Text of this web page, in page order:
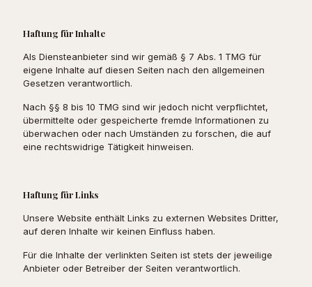
Haftung für Inhalte
Als Diensteanbieter sind wir gemäß § 7 Abs. 1 TMG für
eigene Inhalte auf diesen Seiten nach den allgemeinen
Gesetzen verantwortlich.
Nach §§ 8 bis 10 TMG sind wir jedoch nicht verpflichtet,
übermittelte oder gespeicherte fremde Informationen zu
überwachen oder nach Umständen zu forschen, die auf
eine rechtswidrige Tätigkeit hinweisen.
Haftung für Links
Unsere Website enthält Links zu externen Websites Dritter,
auf deren Inhalte wir keinen Einfluss haben.
Für die Inhalte der verlinkten Seiten ist stets der jeweilige
Anbieter oder Betreiber der Seiten verantwortlich.